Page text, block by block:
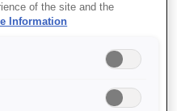
of the site and the
Information